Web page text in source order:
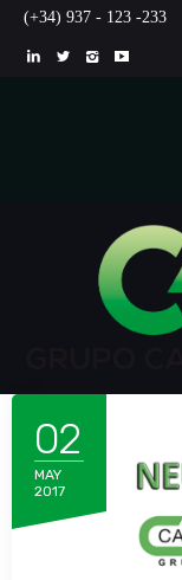
(+34) 937 - 123 -233
02
MAY
2017